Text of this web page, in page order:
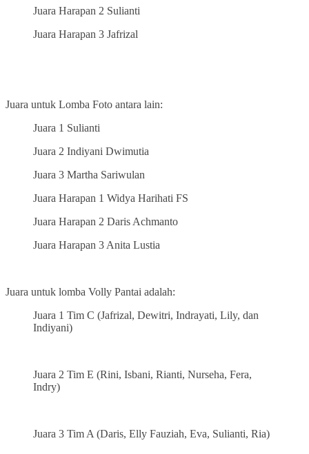
Juara Harapan 2 Sulianti
Juara Harapan 3 Jafrizal
Juara untuk Lomba Foto antara lain:
Juara 1 Sulianti
Juara 2 Indiyani Dwimutia
Juara 3 Martha Sariwulan
Juara Harapan 1 Widya Harihati FS
Juara Harapan 2 Daris Achmanto
Juara Harapan 3 Anita Lustia
Juara untuk lomba Volly Pantai adalah:
Juara 1 Tim C (Jafrizal, Dewitri, Indrayati, Lily, dan
Indiyani)
Juara 2 Tim E (Rini, Isbani, Rianti, Nurseha, Fera,
Indry)
Juara 3 Tim A (Daris, Elly Fauziah, Eva, Sulianti, Ria)